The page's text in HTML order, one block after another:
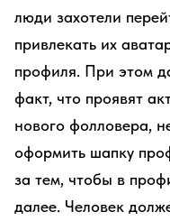
люди захотели
привлекать их
профиля. При этом
факт, что проявят
нового фолловера,
оформить шапку
за тем, чтобы в
далее. Человек